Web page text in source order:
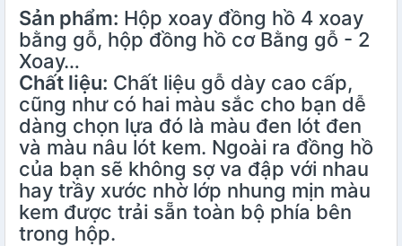
Sản phẩm: Hộp xoay đồng hồ 4 xoay
bằng gỗ, hộp đồng hồ cơ Bằng gỗ - 2
Xoay…
Chất liệu: Chất liệu gỗ dày cao cấp,
cũng như có hai màu sắc cho bạn dễ
dàng chọn lựa đó là màu đen lót đen
và màu nâu lót kem. Ngoài ra đồng hồ
của bạn sẽ không sợ va đập với nhau
hay trầy xước nhờ lớp nhung mịn màu
kem được trải sẵn toàn bộ phía bên
trong hộp.